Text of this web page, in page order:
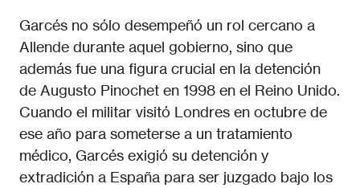
Garcés no sólo desempeñó un rol cercano a
Allende durante aquel gobierno, sino que
además fue una figura crucial en la detención
de Augusto Pinochet en 1998 en el Reino Unido.
Cuando el militar visitó Londres en octubre de
ese año para someterse a un tratamiento
médico, Garcés exigió su detención y
extradición a España para ser juzgado bajo los